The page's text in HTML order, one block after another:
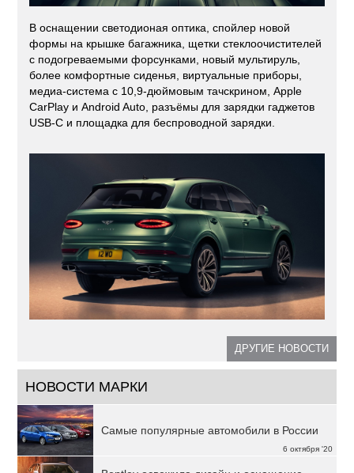
В оснащении светодионая оптика, спойлер новой
формы на крышке багажника, щетки стеклоочистителей
с подогреваемыми форсунками, новый мультируль,
более комфортные сиденья, виртуальные приборы,
медиа-система с 10,9-дюймовым тачскрином, Apple
CarPlay и Android Auto, разъёмы для зарядки гаджетов
USB-C и площадка для беспроводной зарядки.
ДРУГИЕ НОВОСТИ
НОВОСТИ МАРКИ
6 октября '20
Самые популярные автомобили в России